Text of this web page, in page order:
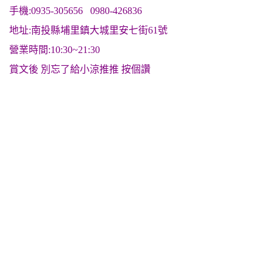
手機:0935-305656 0980-426836
地址:南投縣埔里鎮大城里安七街61號
營業時間:10:30~21:30
賞文後 別忘了給小涼推推 按個讚